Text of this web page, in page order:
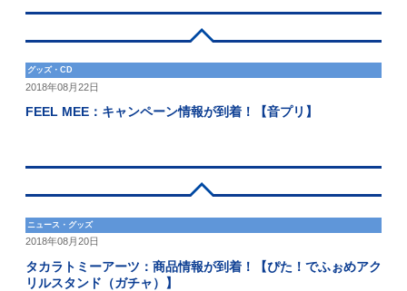
グッズ・CD
2018年08月22日
FEEL MEE：キャンペーン情報が到着！【音プリ】
ニュース・グッズ
2018年08月20日
タカラトミーアーツ：商品情報が到着！【ぴた！でふぉめアク
リルスタンド（ガチャ）】